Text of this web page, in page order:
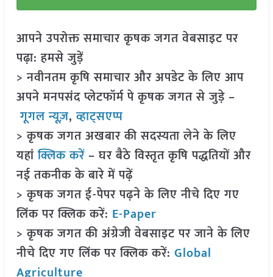
आपने उपरोक्त समाचार कृषक जगत वेबसाइट पर
पढ़ा: हमसे जुड़ें
> नवीनतम कृषि समाचार और अपडेट के लिए आप
अपने मनपसंद प्लेटफॉर्म पे कृषक जगत से जुड़े –
गूगल न्यूज़,व्हाट्सएप्प
> कृषक जगत अखबार की सदस्यता लेने के लिए
यहांक्लिक करें– घर बैठे विस्तृत कृषि पद्धतियों और
नई तकनीक के बारे में पढ़ें
> कृषक जगत ई-पेपर पढ़ने के लिए नीचे दिए गए
लिंक पर क्लिक करें: E-Paper
> कृषक जगत की अंग्रेजी वेबसाइट पर जाने के लिए
नीचे दिए गए लिंक पर क्लिक करें: Global